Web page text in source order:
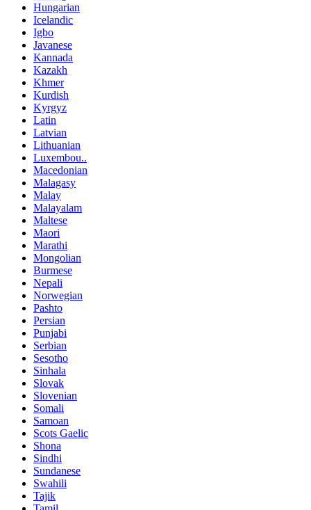
Hungarian
Icelandic
Igbo
Javanese
Kannada
Kazakh
Khmer
Kurdish
Kyrgyz
Latin
Latvian
Lithuanian
Luxembou..
Macedonian
Malagasy
Malay
Malayalam
Maltese
Maori
Marathi
Mongolian
Burmese
Nepali
Norwegian
Pashto
Persian
Punjabi
Serbian
Sesotho
Sinhala
Slovak
Slovenian
Somali
Samoan
Scots Gaelic
Shona
Sindhi
Sundanese
Swahili
Tajik